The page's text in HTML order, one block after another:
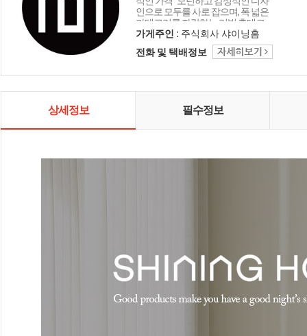
인으로 모두를 사로 잡으며, 폭 넓은
카테고리를 자랑하는 리빙 홈데코
인테리어 샤이닝홈입니다.
가게주인 : 주식회사 샤이닝홈
전화 및 택배정보
상세정보 필수정보